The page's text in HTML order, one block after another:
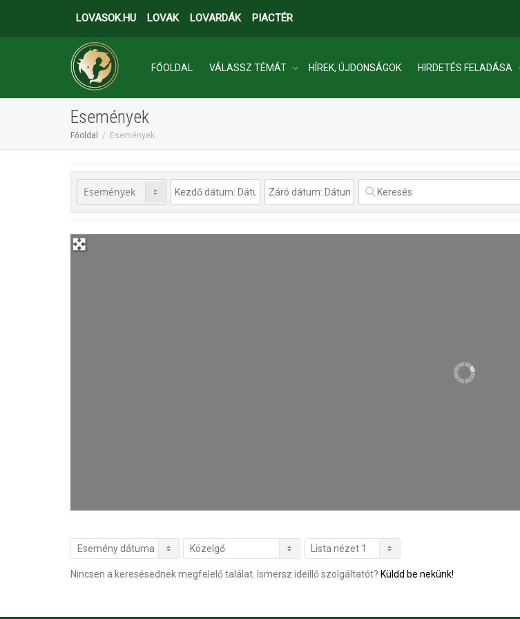
LOVASOK.HU LOVAK LOVARDÁK PIACTÉR
FŐOLDAL VÁLASSZ TÉMÁT HÍREK, ÚJDONSÁGOK HIRDETÉS FELADÁSA
Események
Főoldal Események
Nincsen a keresésednek megfelelő találat. Ismersz ideillő szolgáltatót? Küldd be nekünk!